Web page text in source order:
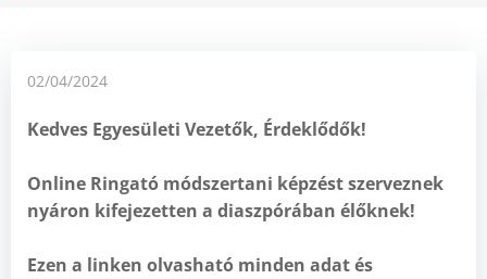
02/04/2024
Kedves Egyesületi Vezetők, Érdeklődők!
Online Ringató módszertani képzést szerveznek
nyáron kifejezetten a diaszpórában élőknek!
Ezen a linken olvasható minden adat és